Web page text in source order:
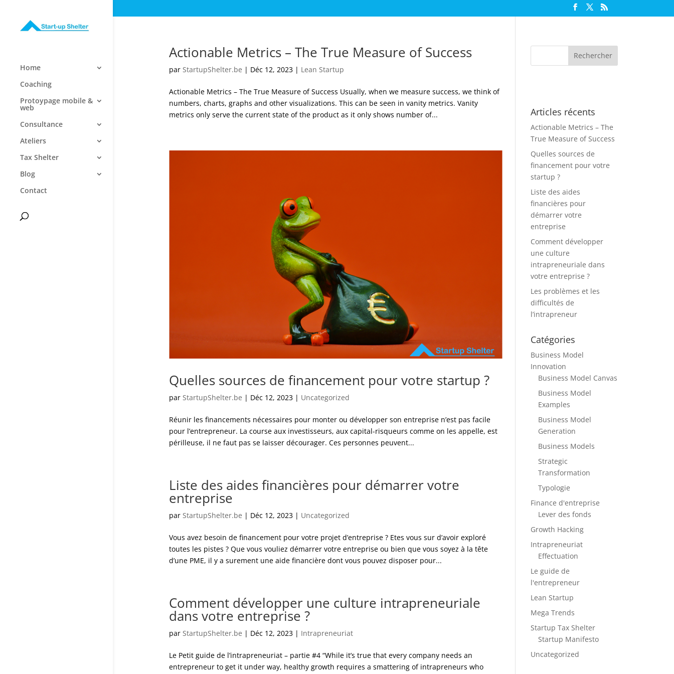
Home
Coaching
Protoypage mobile &
web
Consultance
Ateliers
Tax Shelter
Blog
Contact
Actionable Metrics – The True Measure of Success
par StartupShelter.be | Déc 12, 2023| Lean Startup
Actionable Metrics – The True Measure of Success Usually, when we measure success, we think of
numbers, charts, graphs and other visualizations. This can be seen in vanity metrics. Vanity
metrics only serve the current state of the product as it only shows number of...
Quelles sources de financement pour votre startup ?
par StartupShelter.be | Déc 12, 2023| Uncategorized
Réunir les financements nécessaires pour monter ou développer son entreprise n’est pas facile
pour l’entrepreneur. La course aux investisseurs, aux capital-risqueurs comme on les appelle, est
périlleuse, il ne faut pas se laisser décourager. Ces personnes peuvent...
Liste des aides financières pour démarrer votre
entreprise
par StartupShelter.be | Déc 12, 2023| Uncategorized
Vous avez besoin de financement pour votre projet d’entreprise ? Etes vous sur d’avoir exploré
toutes les pistes ? Que vous vouliez démarrer votre entreprise ou bien que vous soyez à la tête
d’une PME, il y a surement une aide financière dont vous pouvez disposer pour...
Comment développer une culture intrapreneuriale
dans votre entreprise ?
par StartupShelter.be | Déc 12, 2023| Intrapreneuriat
Le Petit guide de l’intrapreneuriat – partie #4 “While it’s true that every company needs an
entrepreneur to get it under way, healthy growth requires a smattering of intrapreneurs who
Articles récents
Actionable Metrics – The
True Measure of Success
Quelles sources de
financement pour votre
startup ?
Liste des aides
financières pour
démarrer votre
entreprise
Comment développer
une culture
intrapreneuriale dans
votre entreprise ?
Les problèmes et les
difficultés de
l’intrapreneur
Catégories
Business Model
Innovation
Business Model Canvas
Business Model
Examples
Business Model
Generation
Business Models
Strategic
Transformation
Typologie
Finance d'entreprise
Lever des fonds
Growth Hacking
Intrapreneuriat
Effectuation
Le guide de
l'entrepreneur
Lean Startup
Mega Trends
Startup Tax Shelter
Startup Manifesto
Uncategorized